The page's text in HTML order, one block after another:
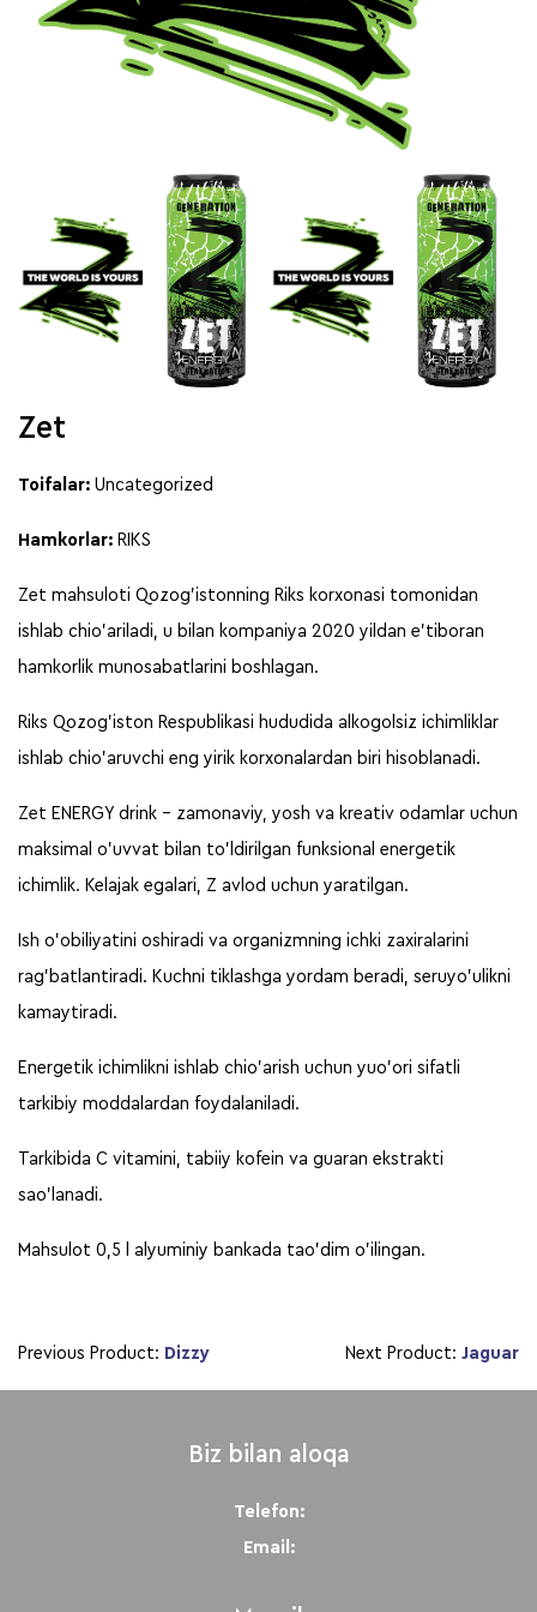
Zet
Toifalar: Uncategorized
Hamkorlar: RIKS
Zet mahsuloti Qozog’istonning Riks korxonasi tomonidan
ishlab chio’ariladi, u bilan kompaniya 2020 yildan e’tiboran
hamkorlik munosabatlarini boshlagan.
Riks Qozog’iston Respublikasi hududida alkogolsiz ichimliklar
ishlab chio’aruvchi eng yirik korxonalardan biri hisoblanadi.
Zet ENERGY drink – zamonaviy, yosh va kreativ odamlar uchun
maksimal o’uvvat bilan to’ldirilgan funksional energetik
ichimlik. Kelajak egalari, Z avlod uchun yaratilgan.
Ish o’obiliyatini oshiradi va organizmning ichki zaxiralarini
rag’batlantiradi. Kuchni tiklashga yordam beradi, seruyo’ulikni
kamaytiradi.
Energetik ichimlikni ishlab chio’arish uchun yuo’ori sifatli
tarkibiy moddalardan foydalaniladi.
Tarkibida C vitamini, tabiiy kofein va guaran ekstrakti
sao’lanadi.
Mahsulot 0,5 l alyuminiy bankada tao’dim o’ilingan.
Previous Product: Dizzy Next Product: Jaguar
Biz bilan aloqa
Telefon:
Email: